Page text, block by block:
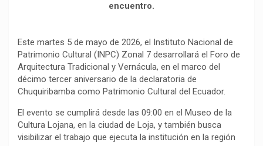
encuentro.
Este martes 5 de mayo de 2026, el Instituto Nacional de
Patrimonio Cultural (INPC) Zonal 7 desarrollará el Foro de
Arquitectura Tradicional y Vernácula, en el marco del
décimo tercer aniversario de la declaratoria de
Chuquiribamba como Patrimonio Cultural del Ecuador.
El evento se cumplirá desde las 09:00 en el Museo de la
Cultura Lojana, en la ciudad de Loja, y también busca
visibilizar el trabajo que ejecuta la institución en la región